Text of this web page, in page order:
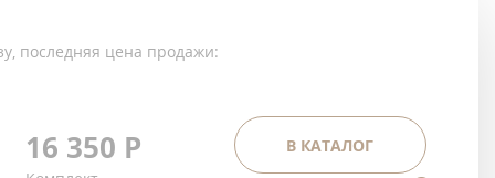
последняя цена продажи:
16 350 Р
В КАТАЛОГ